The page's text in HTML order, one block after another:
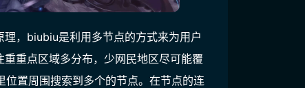
，biubiu是利用多节点的方式来为用户
重点区域多分布，少网民地区尽可能覆
置周围搜索到多个的节点。在节点的连